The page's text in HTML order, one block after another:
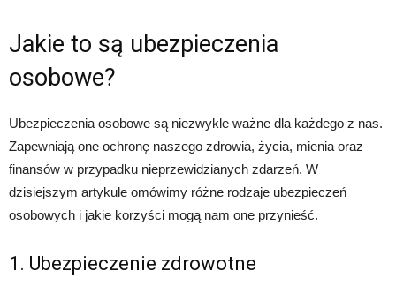
Jakie to są ubezpieczenia
osobowe?
Ubezpieczenia osobowe są niezwykle ważne dla każdego z nas.
Zapewniają one ochronę naszego zdrowia, życia, mienia oraz
finansów w przypadku nieprzewidzianych zdarzeń. W
dzisiejszym artykule omówimy różne rodzaje ubezpieczeń
osobowych i jakie korzyści mogą nam one przynieść.
1. Ubezpieczenie zdrowotne